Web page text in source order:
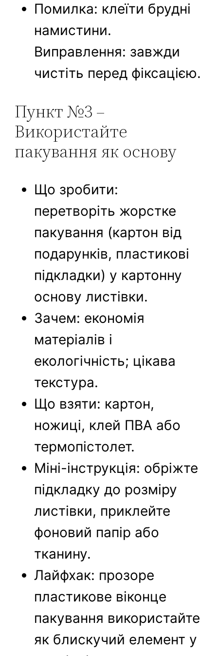
Помилка: клеїти брудні
намистини.
Виправлення: завжди
чистіть перед фіксацією.
Пункт №3 –
Використайте
пакування як основу
Що зробити:
перетворіть жорстке
пакування (картон від
подарунків, пластикові
підкладки) у картонну
основу листівки.
Зачем: економія
матеріалів і
екологічність; цікава
текстура.
Що взяти: картон,
ножиці, клей ПВА або
термопістолет.
Міні-інструкція: обріжте
підкладку до розміру
листівки, приклейте
фоновий папір або
тканину.
Лайфхак: прозоре
пластикове віконце
пакування використайте
як блискучий елемент у